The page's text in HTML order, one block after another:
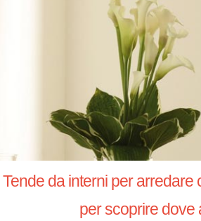
Tende da interni per
per scoprire dove